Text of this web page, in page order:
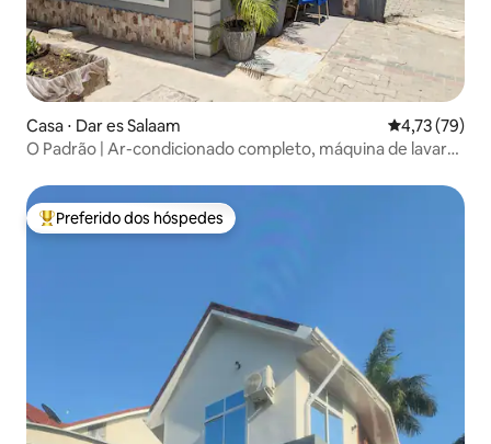
Casa ⋅ Dar es Salaam 4,73 de uma
4,73 (79)
O Padrão | Ar-condicionado completo, máquina de lavar
Entre os melhores preferidos dos hóspedes
Preferido dos hóspedes